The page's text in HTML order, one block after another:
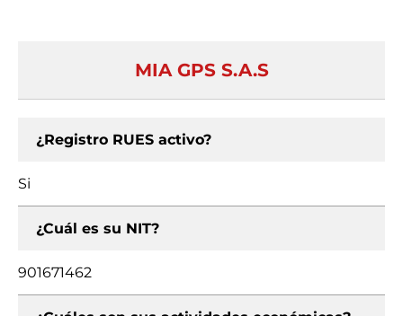
MIA GPS S.A.S
¿Registro RUES activo?
Si
¿Cuál es su NIT?
901671462